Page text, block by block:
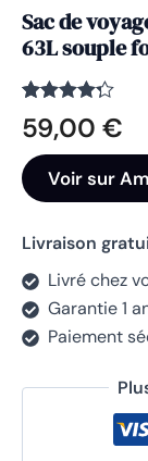
Sac de
63L souple
Noté
4.2
sur 5
sur
170
notations
client
59,00 €
Voir sur
Livraison
Livré chez
Garantie 1
Paiement